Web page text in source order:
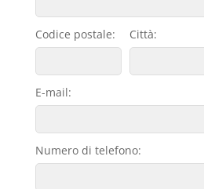
Codice postale: Città:
E-mail:
Numero di telefono: